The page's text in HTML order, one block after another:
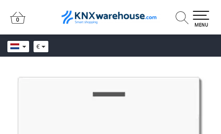
€
0
0
MENU